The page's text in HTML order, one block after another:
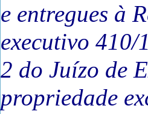
e entregues à
executivo 410/
2 do Juízo de
propriedade